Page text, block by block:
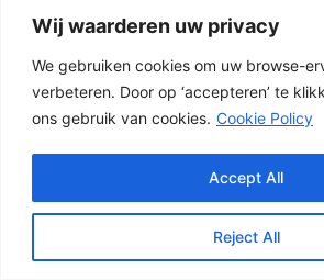
Wij waarderen uw privacy
We gebruiken cookies om uw browse-
verbeteren. Door op ‘accepteren’ te
ons gebruik van cookies. Cookie Policy
Reject All
Accept All
Een goede schutting begint bij een
Wilt u vooral een luxe uitstraling, dan
beton schutting met hoge betonplaat
accenten goed passen. Daarom is
vaak beter dan alleen online een
bekijken.
De juiste keuze voor uw tuin
Voor veel klanten is een hout-beton